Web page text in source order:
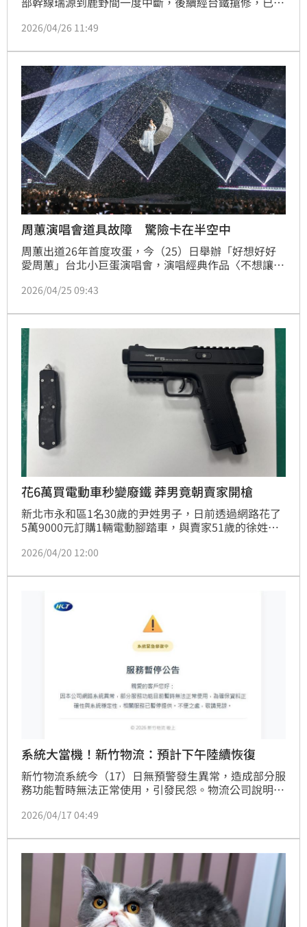
2026/04/26 11:49
周蕙演唱會道具故障 驚險卡在半空中
周蕙出道26年首度攻蛋，今（25）日舉辦「好想好好
愛周蕙」台北小巨蛋演唱會，演唱經典作品〈不想讓你
意外故障，一度無法順利升空，升空後又卡在高空無法
解危機。
2026/04/25 09:43
花6萬買電動車秒變廢鐵 莽男竟朝賣家開槍
新北市永和區1名30歲的尹姓男子，日前透過網路花了
5萬9000元訂購1輛電動腳踏車，與賣家51歲的徐姓男
發生故障，尹男認為自己被騙，就夥同友人一起找賣家
警方獲報到場後，當場將2人逮捕，查扣鎮暴槍及彈簧
2026/04/20 12:00
系統大當機！新竹物流：預計下午陸續恢復
新竹物流系統今（17）日無預警發生異常，造成部分服
務功能暫時無法正常使用，引發民怨。物流公司說明，
計下午將陸續恢復上線。
2026/04/17 04:49